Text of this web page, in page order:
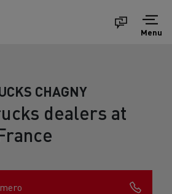
Menu
CHAGNY
dealers at